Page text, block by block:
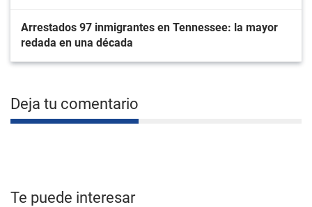
Arrestados 97 inmigrantes en Tennessee: la mayor
redada en una década
Deja tu comentario
Te puede interesar